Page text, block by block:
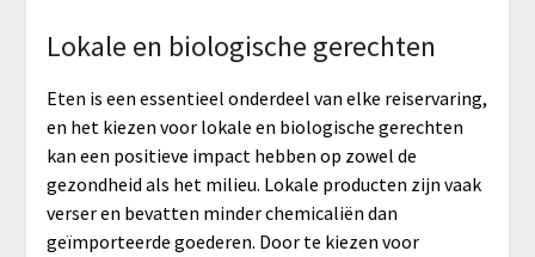
Lokale en biologische gerechten
Eten is een essentieel onderdeel van elke reiservaring,
en het kiezen voor lokale en biologische gerechten
kan een positieve impact hebben op zowel de
gezondheid als het milieu. Lokale producten zijn vaak
verser en bevatten minder chemicaliën dan
geïmporteerde goederen. Door te kiezen voor